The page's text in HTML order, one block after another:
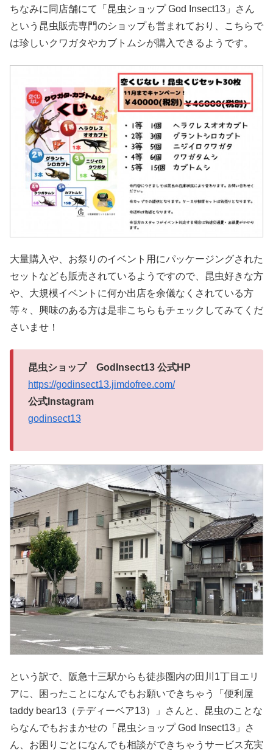
ちなみに同店舗にて「昆虫ショップ God Insect13」さん
という昆虫販売専門のショップも営まれており、こちらで
は珍しいクワガタやカブトムシが購入できるようです。
大量購入や、お祭りのイベント用にパッケージングされた
セットなども販売されているようですので、昆虫好きな方
や、大規模イベントに何か出店を余儀なくされている方
等々、興味のある方は是非こちらもチェックしてみてくだ
さいませ！
昆虫ショップ GodInsect13 公式HP
https://godinsect13.jimdofree.com/
公式Instagram
godinsect13
という訳で、阪急十三駅からも徒歩圏内の田川1丁目エリ
アに、困ったことになんでもお願いできちゃう「便利屋
taddy bear13（テディーベア13）」さんと、昆虫のことな
らなんでもおまかせの「昆虫ショップ God Insect13」さ
ん、お困りごとになんでも相談ができちゃうサービス充実